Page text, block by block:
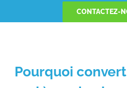
CONTACTEZ-
Pourquoi